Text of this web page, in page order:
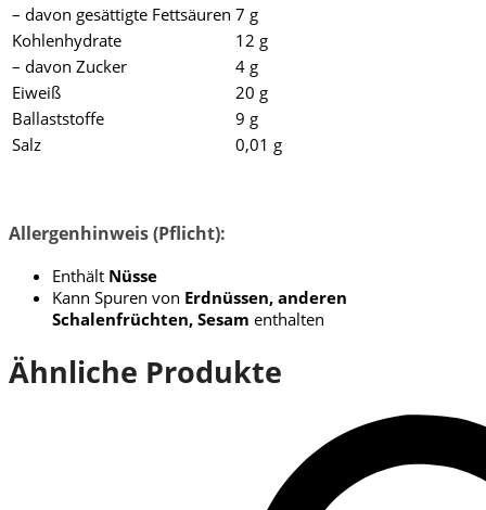
– davon gesättigte Fettsäuren 7 g
Kohlenhydrate
12 g
– davon Zucker
4 g
Eiweiß
20 g
Ballaststoffe
9 g
Salz
0,01 g
Allergenhinweis (Pflicht):
Enthält Nüsse
Kann Spuren von Erdnüssen, anderen
Schalenfrüchten, Sesam enthalten
Ähnliche Produkte